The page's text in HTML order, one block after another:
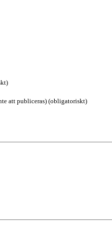
att publiceras) (obligatoriskt)